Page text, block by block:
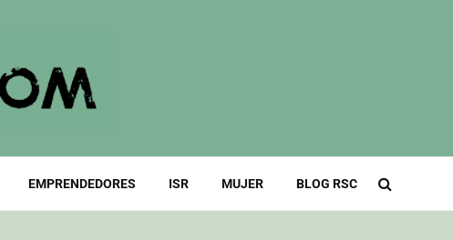
EMPRENDEDORES ISR MUJER BLOG RSC